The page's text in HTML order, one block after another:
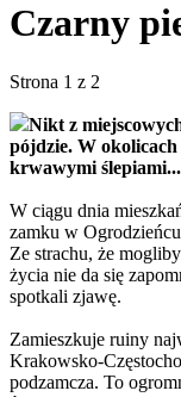
Czarny
Strona 1 z 2
Nikt z
pójdzie. W okolicach
krwawymi ślepiami...
W ciągu dnia
zamku w
Ze strachu, że
życia nie da się
spotkali zjawę.
Zamieszkuje ruiny
Krakowsko-
podzamcza. To